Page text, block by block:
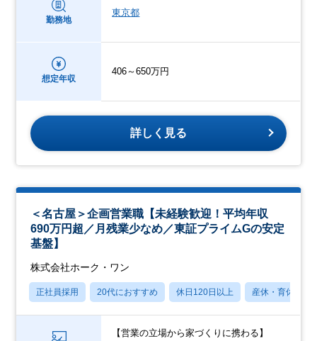
勤務地
東京都
想定年収
406～650万円
詳しく見る
＜名古屋＞企画営業職【未経験歓迎！平均年収
690万円超／月残業少なめ／東証プライムGの安定
基盤】
株式会社ホーク・ワン
正社員採用 20代におすすめ 休日120日以上 産休・育休あり
【営業の立場から家づくりに携わる】